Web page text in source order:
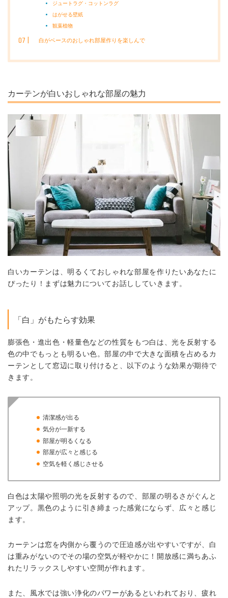
ジュートラグ・コットンラグ
はがせる壁紙
観葉植物
白がベースのおしゃれ部屋作りを楽しんで
カーテンが白いおしゃれな部屋の魅力
白いカーテンは、明るくておしゃれな部屋を作りたいあなたに
ぴったり！まずは魅力についてお話ししていきます。
「白」がもたらす効果
膨張色・進出色・軽量色などの性質をもつ白は、光を反射する
色の中でもっとも明るい色。部屋の中で大きな面積を占めるカ
ーテンとして窓辺に取り付けると、以下のような効果が期待で
きます。
清潔感が出る
気分が一新する
部屋が明るくなる
部屋が広々と感じる
空気を軽く感じさせる
白色は太陽や照明の光を反射するので、部屋の明るさがぐんと
アップ。黒色のように引き締まった感覚にならず、広々と感じ
ます。
カーテンは窓を内側から覆うので圧迫感が出やすいですが、白
は重みがないのでその場の空気が軽やかに！開放感に満ちあふ
れたリラックスしやすい空間が作れます。
また、風水では強い浄化のパワーがあるといわれており、疲れ